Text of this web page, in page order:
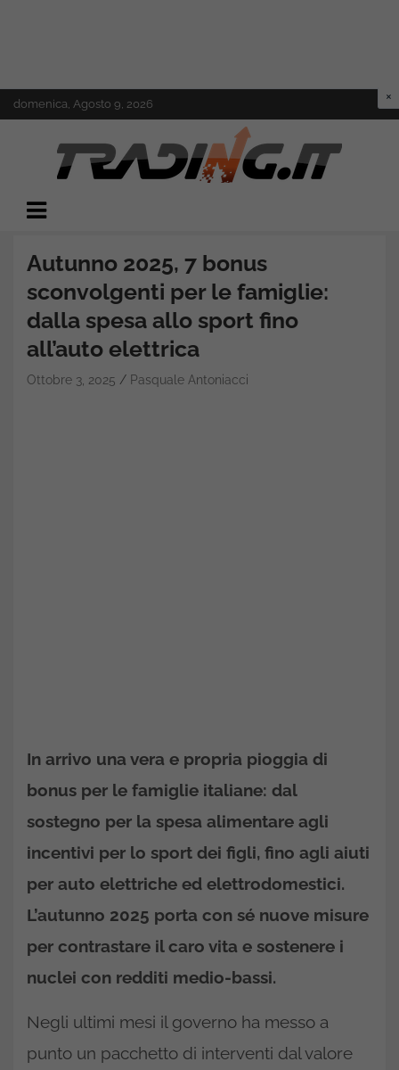
Skip
to
domenica, Agosto 9, 2026
Trading.it
Autunno 2025, 7 bonus
sconvolgenti per le famiglie:
dalla spesa allo sport fino
all’auto elettrica
Ottobre 3, 2025 Pasquale Antoniacci
In arrivo una vera e propria pioggia di
bonus per le famiglie italiane: dal
sostegno per la spesa alimentare agli
incentivi per lo sport dei figli, fino agli aiuti
per auto elettriche ed elettrodomestici.
L’autunno 2025 porta con sé nuove misure
per contrastare il caro vita e sostenere i
nuclei con redditi medio-bassi.
Negli ultimi mesi il governo ha messo a
punto un pacchetto di interventi dal valore